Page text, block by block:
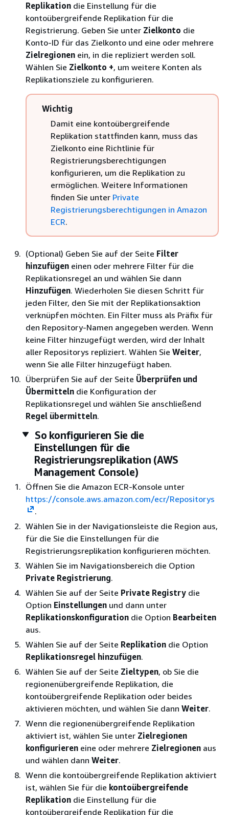
Replikation die Einstellung für die
kontoübergreifende Replikation für die
Registrierung. Geben Sie unter Zielkonto die
Konto-ID für das Zielkonto und eine oder mehrere
Zielregionen ein, in die repliziert werden soll.
Wählen Sie Zielkonto +, um weitere Konten als
Replikationsziele zu konfigurieren.
Wichtig
Damit eine kontoübergreifende
Replikation stattfinden kann, muss das
Zielkonto eine Richtlinie für
Registrierungsberechtigungen
konfigurieren, um die Replikation zu
ermöglichen. Weitere Informationen
finden Sie unter Private
Registrierungsberechtigungen in Amazon
ECR.
(Optional) Geben Sie auf der Seite Filter
hinzufügen einen oder mehrere Filter für die
Replikationsregel an und wählen Sie dann
Hinzufügen. Wiederholen Sie diesen Schritt für
jeden Filter, den Sie mit der Replikationsaktion
verknüpfen möchten. Ein Filter muss als Präfix für
den Repository-Namen angegeben werden. Wenn
keine Filter hinzugefügt werden, wird der Inhalt
aller Repositorys repliziert. Wählen Sie Weiter,
wenn Sie alle Filter hinzugefügt haben.
Überprüfen Sie auf der Seite Überprüfen und
Übermitteln die Konfiguration der
Replikationsregel und wählen Sie anschließend
Regel übermitteln.
So konfigurieren Sie die
Einstellungen für die
Registrierungsreplikation (AWS
Management Console)
Öffnen Sie die Amazon ECR-Konsole unter
https://console.aws.amazon.com/ecr/Repositorys
.
Wählen Sie in der Navigationsleiste die Region aus,
für die Sie die Einstellungen für die
Registrierungsreplikation konfigurieren möchten.
Wählen Sie im Navigationsbereich die Option
Private Registrierung.
Wählen Sie auf der Seite Private Registry die
Option Einstellungen und dann unter
Replikationskonfiguration die Option Bearbeiten
aus.
Wählen Sie auf der Seite Replikation die Option
Replikationsregel hinzufügen.
Wählen Sie auf der Seite Zieltypen, ob Sie die
regionenübergreifende Replikation, die
kontoübergreifende Replikation oder beides
aktivieren möchten, und wählen Sie dann Weiter.
Wenn die regionenübergreifende Replikation
aktiviert ist, wählen Sie unter Zielregionen
konfigurieren eine oder mehrere Zielregionen aus
und wählen dann Weiter.
Wenn die kontoübergreifende Replikation aktiviert
ist, wählen Sie für die kontoübergreifende
Replikation die Einstellung für die
kontoübergreifende Replikation für die